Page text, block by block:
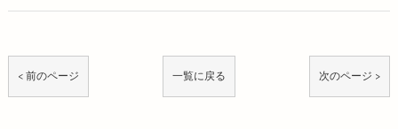
< 前のページ 一覧に戻る 次のページ >